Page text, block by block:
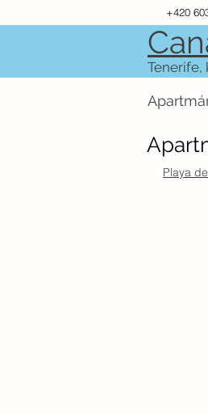
+420
Tenerife,
Playa